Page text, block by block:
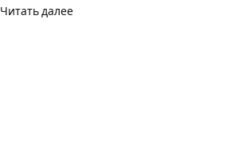
Читать далее